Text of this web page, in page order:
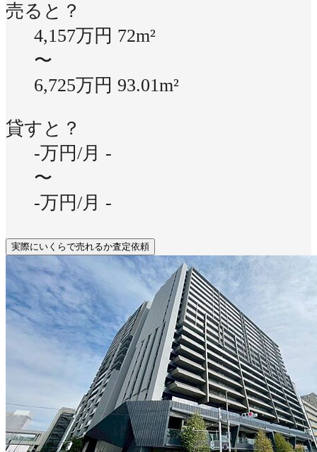
売ると？
4,157万円 72m²
〜
6,725万円 93.01m²
貸すと？
-万円/月 -
〜
-万円/月 -
実際にいくらで売れるか査定依頼